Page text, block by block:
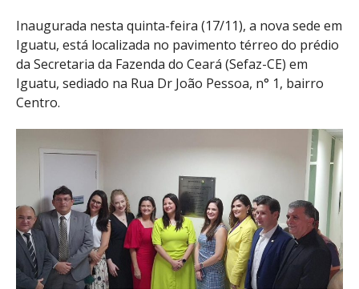
Inaugurada nesta quinta-feira (17/11), a nova sede em
Iguatu, está localizada no pavimento térreo do prédio
da Secretaria da Fazenda do Ceará (Sefaz-CE) em
Iguatu, sediado na Rua Dr João Pessoa, n° 1, bairro
Centro.